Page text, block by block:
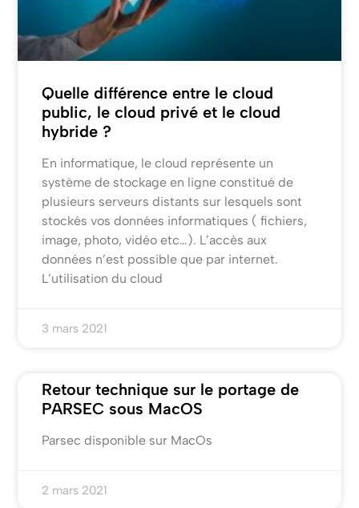
Quelle différence entre le cloud
public, le cloud privé et le cloud
hybride ?
En informatique, le cloud représente un
système de stockage en ligne constitué de
plusieurs serveurs distants sur lesquels sont
stockés vos données informatiques ( fichiers,
image, photo, vidéo etc…). L’accès aux
données n’est possible que par internet.
L’utilisation du cloud
3 mars 2021
Retour technique sur le portage de
PARSEC sous MacOS
Parsec disponible sur MacOs
2 mars 2021